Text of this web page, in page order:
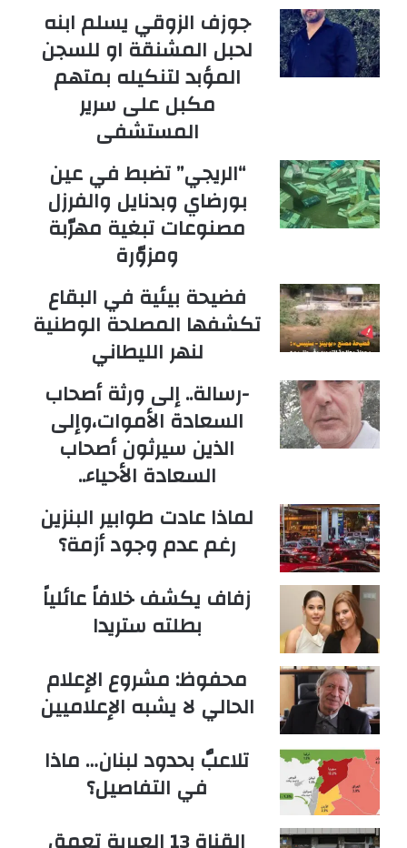
جوزف الزوقي يسلم ابنه
لحبل المشنقة او للسجن
المؤبد لتنكيله بمتهم
مكبل على سرير
المستشفى
“الريجي” تضبط في عين
بورضاي وبدنايل والفرزل
مصنوعات تبغية مهرّبة
ومزوّرة
فضيحة بيئية في البقاع
تكشفها المصلحة الوطنية
لنهر الليطاني
-رسالة.. إلى ورثة أصحاب
السعادة الأموات،وإلى
الذين سيرثون أصحاب
السعادة الأحياء..
لماذا عادت طوابير البنزين
رغم عدم وجود أزمة؟
زفاف يكشف خلافاً عائلياً
بطلته ستريدا
محفوظ: مشروع الإعلام
الحالي لا يشبه الإعلاميين
تلاعبٌ بحدود لبنان… ماذا
في التفاصيل؟